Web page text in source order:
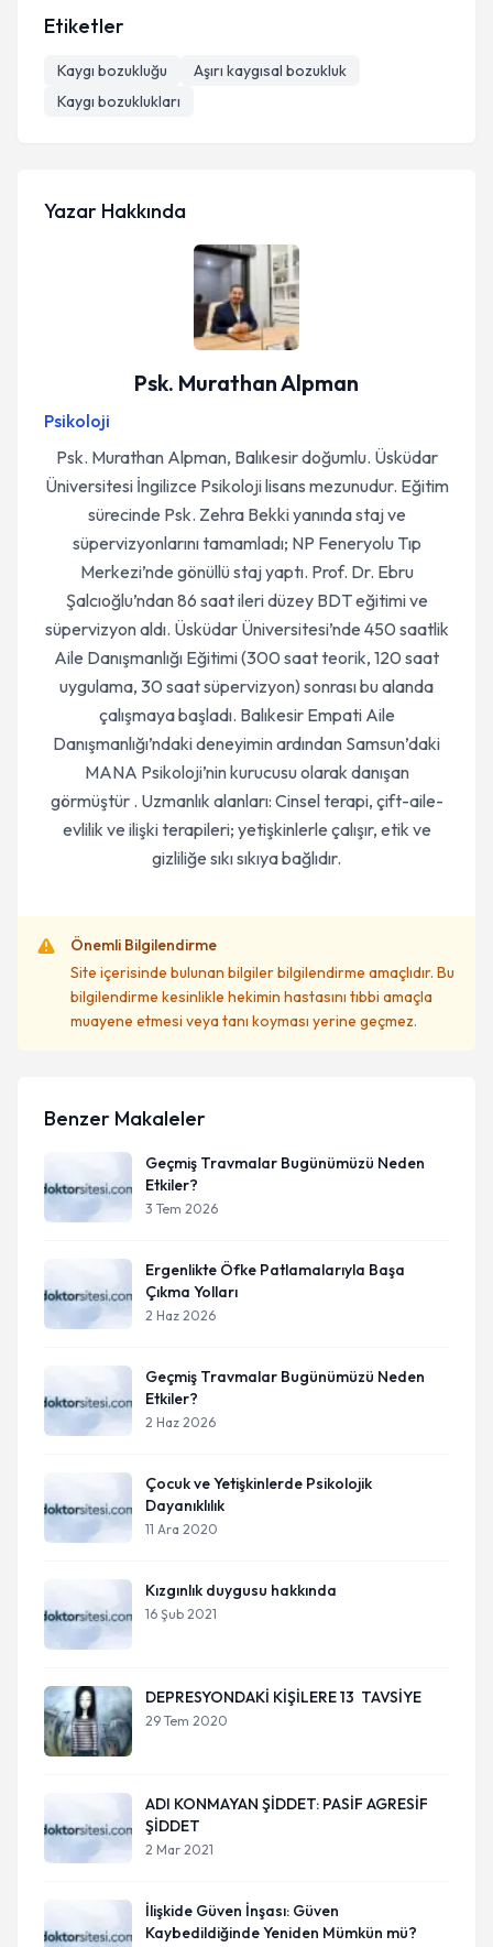
Etiketler
Kaygı bozukluğu
Aşırı kaygısal bozukluk
Kaygı bozuklukları
Yazar Hakkında
Psk. Murathan Alpman
Psikoloji
Psk. Murathan Alpman, Balıkesir doğumlu. Üsküdar
Üniversitesi İngilizce Psikoloji lisans mezunudur. Eğitim
sürecinde Psk. Zehra Bekki yanında staj ve
süpervizyonlarını tamamladı; NP Feneryolu Tıp
Merkezi’nde gönüllü staj yaptı. Prof. Dr. Ebru
Şalcıoğlu’ndan 86 saat ileri düzey BDT eğitimi ve
süpervizyon aldı. Üsküdar Üniversitesi’nde 450 saatlik
Aile Danışmanlığı Eğitimi (300 saat teorik, 120 saat
uygulama, 30 saat süpervizyon) sonrası bu alanda
çalışmaya başladı. Balıkesir Empati Aile
Danışmanlığı’ndaki deneyimin ardından Samsun’daki
MANA Psikoloji’nin kurucusu olarak danışan
görmüştür . Uzmanlık alanları: Cinsel terapi, çift-aile-
evlilik ve ilişki terapileri; yetişkinlerle çalışır, etik ve
gizliliğe sıkı sıkıya bağlıdır.
Önemli Bilgilendirme
Site içerisinde bulunan bilgiler bilgilendirme amaçlıdır. Bu
bilgilendirme kesinlikle hekimin hastasını tıbbi amaçla
muayene etmesi veya tanı koyması yerine geçmez.
Benzer Makaleler
Geçmiş Travmalar Bugünümüzü Neden
Etkiler?
3 Tem 2026
Ergenlikte Öfke Patlamalarıyla Başa
Çıkma Yolları
2 Haz 2026
Geçmiş Travmalar Bugünümüzü Neden
Etkiler?
2 Haz 2026
Çocuk ve Yetişkinlerde Psikolojik
Dayanıklılık
11 Ara 2020
Kızgınlık duygusu hakkında
16 Şub 2021
DEPRESYONDAKİ KİŞİLERE 13 TAVSİYE
29 Tem 2020
ADI KONMAYAN ŞİDDET: PASİF AGRESİF
ŞİDDET
2 Mar 2021
İlişkide Güven İnşası: Güven
Kaybedildiğinde Yeniden Mümkün mü?